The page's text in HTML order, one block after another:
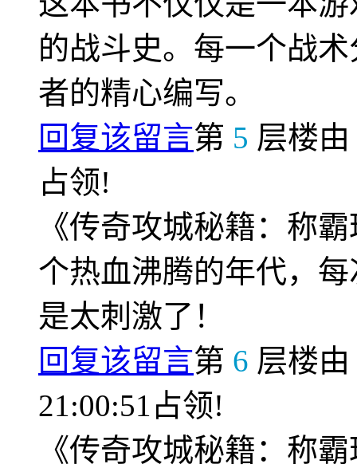
的战斗史。每一个战
者的精心编写。
回复该留言第 5 层楼由
占领!
《传奇攻城秘籍：称
个热血沸腾的年代，
是太刺激了！
回复该留言第 6 层楼由
21:00:51占领!
《传奇攻城秘籍：称